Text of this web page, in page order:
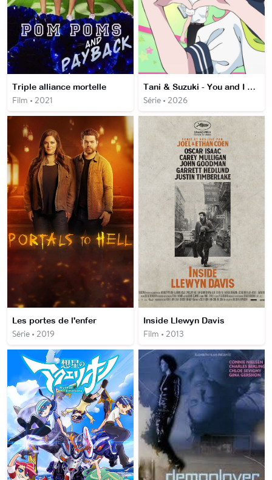
Triple alliance mortelle
Film • 2021
Tani & Suzuki - You and I are polar opposites
Série • 2026
Les portes de l'enfer
Série • 2019
Inside Llewyn Davis
Film • 2013